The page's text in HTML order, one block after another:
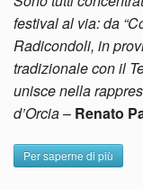
festival al via: da
Radicondoli, in
tradizionale con il
unisce nella
d’Orcia– Renato
Per saperne di più